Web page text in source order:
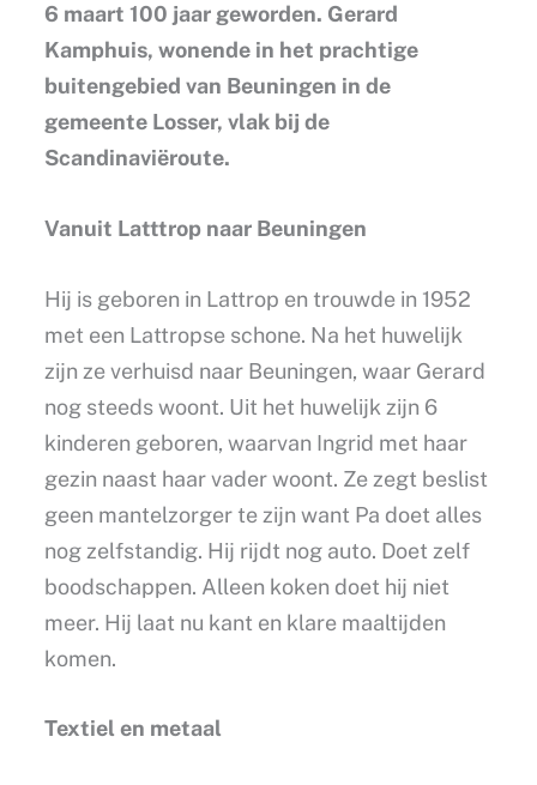
6 maart 100 jaar geworden. Gerard
Kamphuis, wonende in het prachtige
buitengebied van Beuningen in de
gemeente Losser, vlak bij de
Scandinaviëroute.
Vanuit Latttrop naar Beuningen
Hij is geboren in Lattrop en trouwde in 1952
met een Lattropse schone. Na het huwelijk
zijn ze verhuisd naar Beuningen, waar Gerard
nog steeds woont. Uit het huwelijk zijn 6
kinderen geboren, waarvan Ingrid met haar
gezin naast haar vader woont. Ze zegt beslist
geen mantelzorger te zijn want Pa doet alles
nog zelfstandig. Hij rijdt nog auto. Doet zelf
boodschappen. Alleen koken doet hij niet
meer. Hij laat nu kant en klare maaltijden
komen.
Textiel en metaal